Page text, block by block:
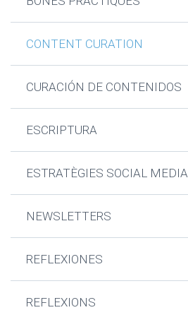
CONTENT CURATION
CURACIÓN DE CONTENIDOS
ESCRIPTURA
ESTRATÈGIES SOCIAL MEDIA
NEWSLETTERS
REFLEXIONES
REFLEXIONS